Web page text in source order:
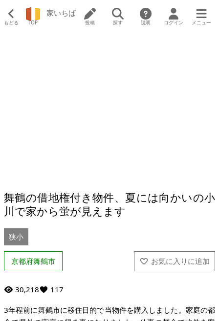
もどる TOP
家いちば
投稿 探す 説明 ログイン メニュー
舞鶴の借地権付き物件、夏には向かいの小
川で家から蛍が見えます
狭小
京都府舞鶴市
30,218 117
3年程前に舞鶴市に移住目的で当物件を購入しました。家庭の都